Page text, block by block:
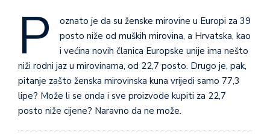
P
oznato je da su ženske mirovi­ne u Europi za 39
posto niže od muških mirovina, a Hrvatska, kao
i većina novih članica Europske unije ima nešto
niži rodni jaz u mirovinama, od 22,7 posto. Drugo je, pak,
pitanje zašto ženska mirovinska kuna vrijedi samo 77,3
lipe? Može li se onda i sve proizvode kupiti za 22,7
posto niže ci­jene? Naravno da ne može.